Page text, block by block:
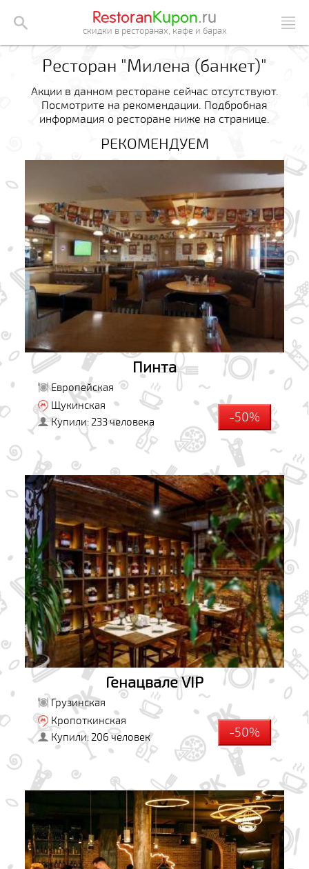
RestoranKupon.ru
скидки в ресторанах, кафе и барах
Ресторан "Милена (банкет)"
Акции в данном ресторане сейчас отсутствуют.
Посмотрите на рекомендации. Подбробная
информация о ресторане ниже на странице.
РЕКОМЕНДУЕМ
Пинта
Европейская
Щукинская
Купили: 233 человека
-50%
Генацвале VIP
Грузинская
Кропоткинская
Купили: 206 человек
-50%